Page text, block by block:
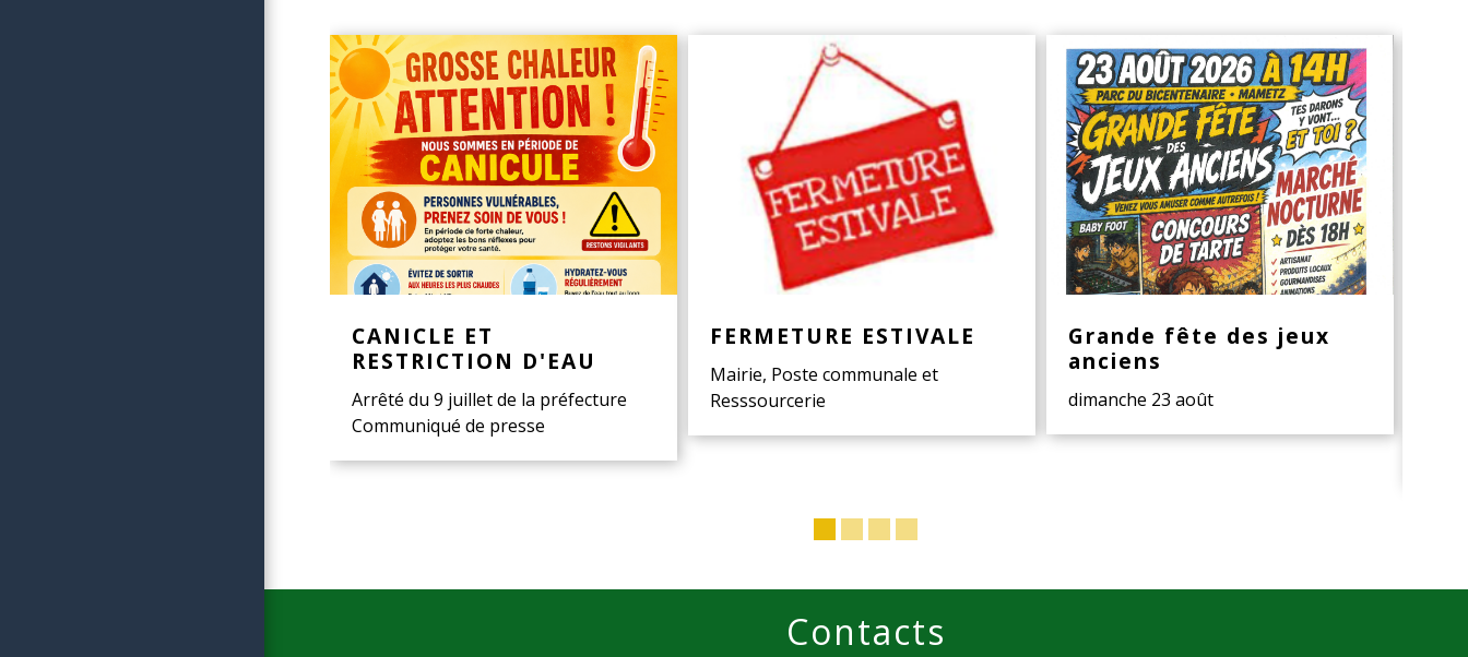
CANICLE ET
RESTRICTION D'EAU
Arrêté du 9 juillet de la préfecture
Communiqué de presse
FERMETURE ESTIVALE
Mairie, Poste communale et
Resssourcerie
Grande fête des jeux
anciens
dimanche 23 août
Contacts